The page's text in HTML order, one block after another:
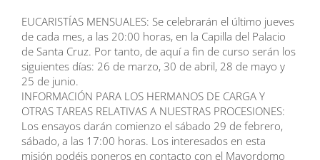
EUCARISTÍAS MENSUALES: Se celebrarán el último jueves
de cada mes, a las 20:00 horas, en la Capilla del Palacio
de Santa Cruz. Por tanto, de aquí a fin de curso serán los
siguientes días: 26 de marzo, 30 de abril, 28 de mayo y
25 de junio.
INFORMACIÓN PARA LOS HERMANOS DE CARGA Y
OTRAS TAREAS RELATIVAS A NUESTRAS PROCESIONES:
Los ensayos darán comienzo el sábado 29 de febrero,
sábado, a las 17:00 horas. Los interesados en esta
misión podéis poneros en contacto con el Mayordomo